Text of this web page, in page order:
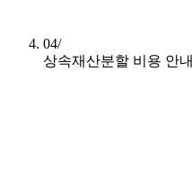
04/
상속재산분할 비용 안내